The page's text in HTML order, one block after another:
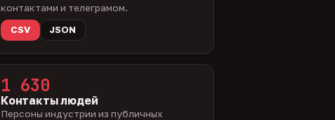
контактами и телеграмом.
CSV
JSON
1 630
Контакты людей
Персоны индустрии из публичных